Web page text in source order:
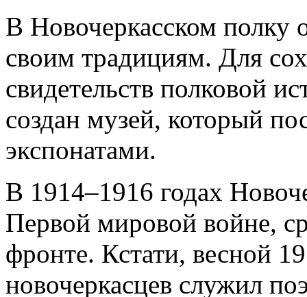
В Новочеркасском полку
своим традициям. Для
свидетельств полковой
создан музей, который
экспонатами.
В 1914–1916 годах
Первой мировой войне,
фронте. Кстати, весной
новочеркасцев служил